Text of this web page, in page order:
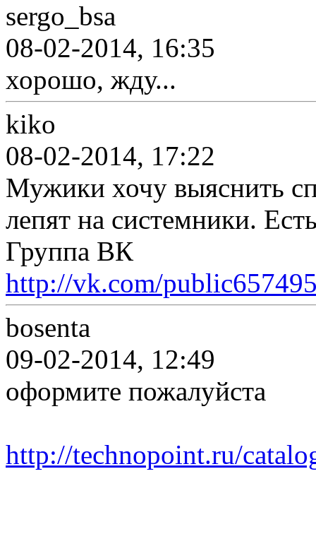
sergo_bsa
08-02-2014, 16:35
хорошо, жду...
kiko
08-02-2014, 17:22
Мужики хочу выяснить
лепят на системники.
Группа ВК
http://vk.com/
bosenta
09-02-2014, 12:49
оформите пожалуйста
http://technopoint.ru/